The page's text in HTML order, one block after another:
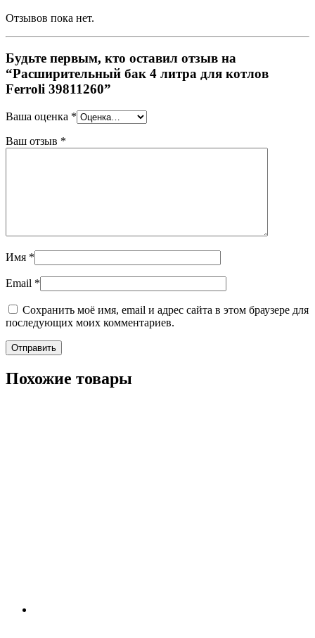
Отзывов пока нет.
Будьте первым, кто оставил отзыв на
“Расширительный бак 4 литра для котлов
Ferroli 39811260”
Ваша оценка *
Ваш отзыв *
Имя *
Email *
Сохранить моё имя, email и адрес сайта в этом браузере для
последующих моих комментариев.
Похожие товары